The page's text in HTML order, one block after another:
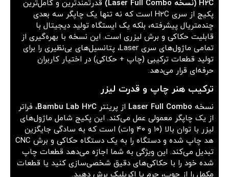
H2C (نسخه Laser Full Combo)
قدرتمندترین و کامل‌ترین
پکیج از سری H2C است که نه تنها یک چاپگر سه بعدی
چندمتریال پیشرفته، بلکه یک ایستگاه تولید دیجیتال با
قابلیت حکاکی و برش لیزری است. این نسخه با بهره‌گیری از
تمامی ماژول‌های سری Laser، پتانسیل‌های بی‌نظیری را برای
تولید قطعات ترکیبی (چاپ + حکاکی) در اختیار کاربران
حرفه‌ای قرار می‌دهد.
ترکیب هنر چاپ و قدرت لیزر
نسخه Laser Full Combo از پرینتر Bambu Lab H2C، فراتر
از یک چاپگر معمولی عمل می‌کند. این پکیج شامل ماژول‌های
لیزر با توان بالا (۱۰ و ۴۰ وات) است که به سادگی جایگزین
هد چاپ شده و دستگاه را به یک دستگاه حکاکی و برش CNC
تبدیل می‌کند. این ویژگی به شما اجازه می‌دهد قطعات چاپ
شده خود را با حکاکی‌های دقیق شخصی‌سازی کنید یا قطعات
مکمل را از چوب، چرم یا اکریلیک برش دهید.